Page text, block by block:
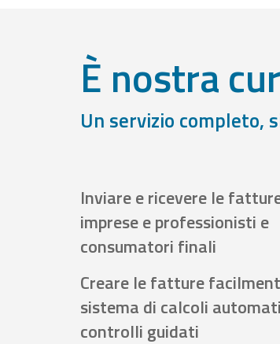
È nostra
Un servizio completo,
Inviare e ricevere le
imprese e professionisti e
consumatori finali
Creare le fatture
sistema di calcoli
controlli guidati